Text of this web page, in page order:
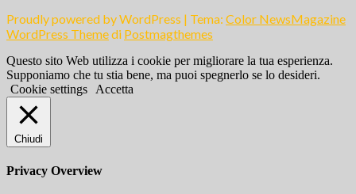
Proudly powered by WordPress | Tema: Color NewsMagazine
WordPress Themedi Postmagthemes
Questo sito Web utilizza i cookie per migliorare la tua esperienza.
Supponiamo che tu stia bene, ma puoi spegnerlo se lo desideri.
Cookie settings
Accetta
Chiudi
Privacy Overview